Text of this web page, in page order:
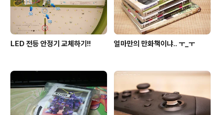
LED 전등 안정기 교체하기!! 얼마만의 만화책이냐.. ㅜ_ㅜ